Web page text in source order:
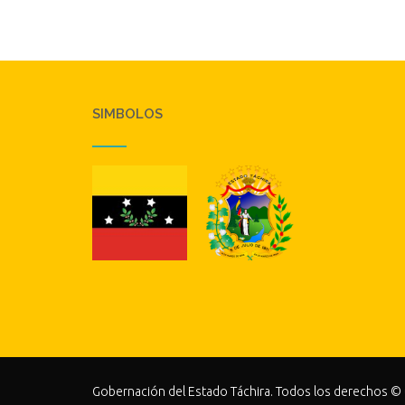
SIMBOLOS
Gobernación del Estado Táchira. Todos los derechos